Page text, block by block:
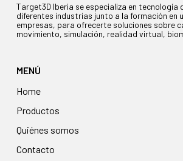
Target3D Iberia se especializa en tecnología
diferentes industrias junto a la formación en
empresas, para ofrecerte soluciones sobre
movimiento, simulación, realidad virtual,
MENÚ
Home
Productos
Quiénes somos
Contacto